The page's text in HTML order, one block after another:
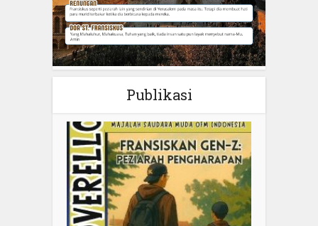
Publikasi